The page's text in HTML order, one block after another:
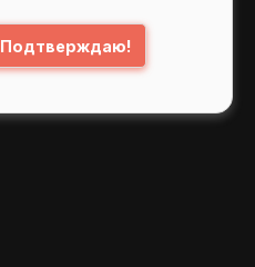
Подтверждаю!